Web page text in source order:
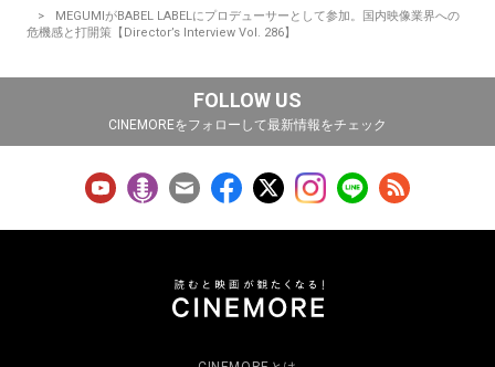
MEGUMIがBABEL LABELにプロデューサーとして参加。国内映像業界への
危機感と打開策【Director’s Interview Vol. 286】
FOLLOW US
CINEMOREをフォローして最新情報をチェック